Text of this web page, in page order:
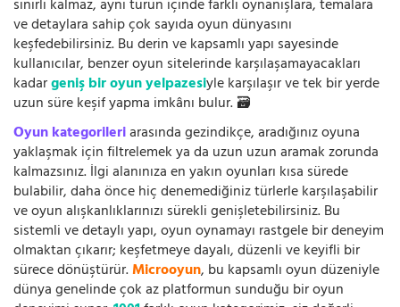
sınırlı kalmaz, aynı türün içinde farklı oynanışlara, temalara
ve detaylara sahip çok sayıda oyun dünyasını
keşfedebilirsiniz. Bu derin ve kapsamlı yapı sayesinde
kullanıcılar, benzer oyun sitelerinde karşılaşamayacakları
kadargeniş bir oyun yelpazesiyle karşılaşır ve tek bir yerde
uzun süre keşif yapma imkânı bulur. 🗃️
Oyun kategorileriarasında gezindikçe, aradığınız oyuna
yaklaşmak için filtrelemek ya da uzun uzun aramak zorunda
kalmazsınız. İlgi alanınıza en yakın oyunları kısa sürede
bulabilir, daha önce hiç denemediğiniz türlerle karşılaşabilir
ve oyun alışkanlıklarınızı sürekli genişletebilirsiniz. Bu
sistemli ve detaylı yapı, oyun oynamayı rastgele bir deneyim
olmaktan çıkarır; keşfetmeye dayalı, düzenli ve keyifli bir
sürece dönüştürür.Microoyun, bu kapsamlı oyun düzeniyle
dünya genelinde çok az platformun sunduğu bir oyun